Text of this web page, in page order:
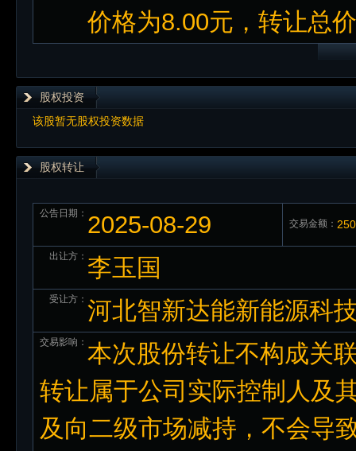
价格为8.00元，转让总
股权投资
该股暂无股权投资数据
股权转让
公告日期： 2025-08-29 交易金额：
出让方： 李玉国
受让方： 河北智新达能新能源科
交易影响： 本次股份转让不构成关
转让属于公司实际控制人及
及向二级市场减持，不会导